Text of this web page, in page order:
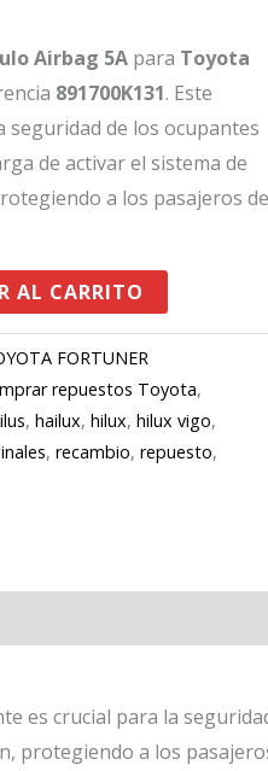
Airbag 5A para Toyota
891700K131. Este
seguridad de los ocupantes
de activar el sistema de
a los pasajeros de
AL CARRITO
FORTUNER
repuestos Toyota,
,hailux,hilux,hilux vigo,
,recambio,repuesto,
es crucial para la
protegiendo a los